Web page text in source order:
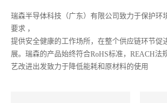
瑞森半导体科技（广东）有限公司致力于保护环
要求 ，
提供安全健康的工作场所，在整个供应链环节促
展。瑞森的产品始终符合RoHS标准，REACH法
艺改进出发致力于降低能耗和原材料的使用